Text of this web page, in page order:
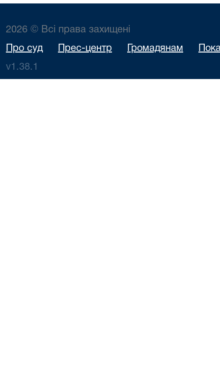
2026 © Всі права захищені
Про суд Прес-центр Громадянам
v1.38.1